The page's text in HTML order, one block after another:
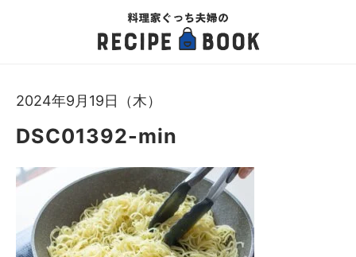
2024年9月19日（木）
DSC01392-min